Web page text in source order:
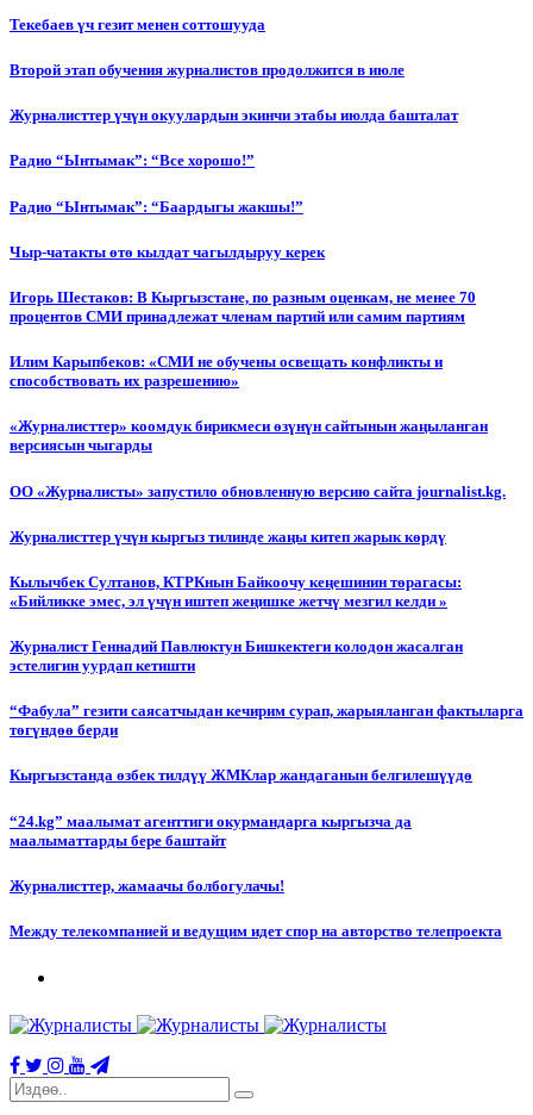
Текебаев үч гезит менен соттошууда
Второй этап обучения журналистов продолжится в июле
Журналисттер үчүн окуулардын экинчи этабы июлда башталат
Радио “Ынтымак”: “Все хорошо!”
Радио “Ынтымак”: “Баардыгы жакшы!”
Чыр-чатакты өтө кылдат чагылдыруу керек
Игорь Шестаков: В Кыргызстане, по разным оценкам, не менее 70
процентов СМИ принадлежат членам партий или самим партиям
Илим Карыпбеков: «СМИ не обучены освещать конфликты и
способствовать их разрешению»
«Журналисттер» коомдук бирикмеси өзүнүн сайтынын жаңыланган
версиясын чыгарды
ОО «Журналисты» запустило обновленную версию сайта journalist.kg.
Журналисттер үчүн кыргыз тилинде жаңы китеп жарык көрдү
Кылычбек Султанов, КТРКнын Байкоочу кеңешинин төрагасы:
«Бийликке эмес, эл үчүн иштеп жеңишке жетчү мезгил келди »
Журналист Геннадий Павлюктун Бишкектеги колодон жасалган
эстелигин уурдап кетишти
“Фабула” гезити саясатчыдан кечирим сурап, жарыяланган фактыларга
төгүндөө берди
Кыргызстанда өзбек тилдүү ЖМКлар жандаганын белгилешүүдө
“24.kg” маалымат агенттиги окурмандарга кыргызча да
маалыматтарды бере баштайт
Журналисттер, жамаачы болбогулачы!
Между телекомпанией и ведущим идет спор на авторство телепроекта